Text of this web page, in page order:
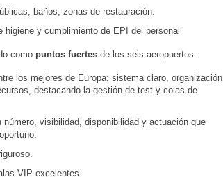
baños, zonas de restauración.
y cumplimiento de EPI del personal
como puntos fuertes de los seis aeropuertos:
los mejores de Europa: sistema claro, organización
destacando la gestión de test y colas de
visibilidad, disponibilidad y actuación que
VIP excelentes.